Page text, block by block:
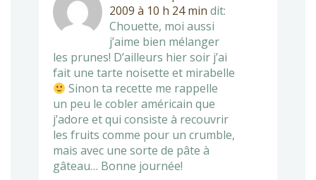
2009 à 10 h 24 min dit:
Chouette, moi aussi
j’aime bien mélanger
les prunes! D’ailleurs hier soir j’ai
fait une tarte noisette et mirabelle
Sinon ta recette me rappelle
un peu le cobler américain que
j’adore et qui consiste à recouvrir
les fruits comme pour un crumble,
mais avec une sorte de pâte à
gâteau… Bonne journée!